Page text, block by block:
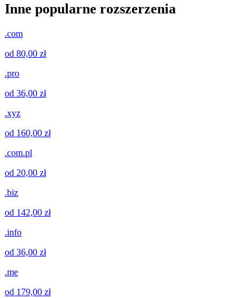
Inne popularne rozszerzenia
.com
od 80,00 zł
.pro
od 36,00 zł
.xyz
od 160,00 zł
.com.pl
od 20,00 zł
.biz
od 142,00 zł
.info
od 36,00 zł
.me
od 179,00 zł